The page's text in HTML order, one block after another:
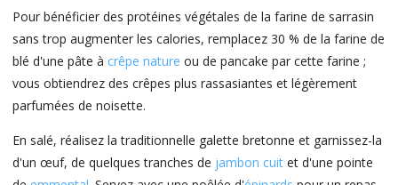
Pour bénéficier des protéines végétales de la farine de sarrasin
sans trop augmenter les calories, remplacez 30 % de la farine de
blé d'une pâte à crêpe nature ou de pancake par cette farine ;
vous obtiendrez des crêpes plus rassasiantes et légèrement
parfumées de noisette.
En salé, réalisez la traditionnelle galette bretonne et garnissez-la
d'un œuf, de quelques tranches de jambon cuit et d'une pointe